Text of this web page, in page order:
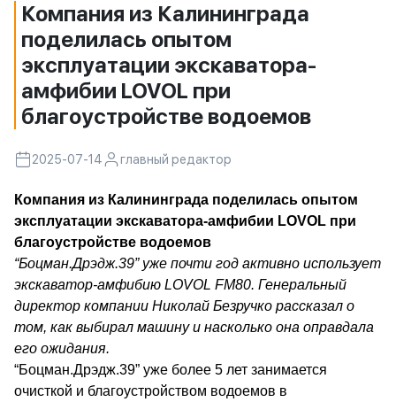
Компания из Калининграда
поделилась опытом
эксплуатации экскаватора-
амфибии LOVOL при
благоустройстве водоемов
2025-07-14 главный редактор
Компания из Калининграда поделилась опытом
эксплуатации экскаватора-амфибии LOVOL при
благоустройстве водоемов
“Боцман.Дрэдж.39” уже почти год активно использует
экскаватор-амфибию LOVOL FM80. Генеральный
директор компании Николай Безручко рассказал о
том, как выбирал машину и насколько она оправдала
его ожидания.
“Боцман.Дрэдж.39” уже более 5 лет занимается
очисткой и благоустройством водоемов в